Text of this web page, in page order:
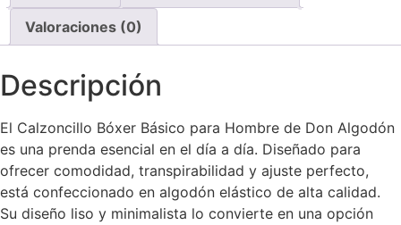
Valoraciones (0)
Descripción
El Calzoncillo Bóxer Básico para Hombre de Don Algodón
es una prenda esencial en el día a día. Diseñado para
ofrecer comodidad, transpirabilidad y ajuste perfecto,
está confeccionado en algodón elástico de alta calidad.
Su diseño liso y minimalista lo convierte en una opción